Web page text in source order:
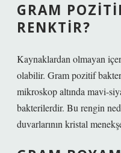
GRAM
RENKTIR?
Kaynaklardan olmayan
olabilir. Gram pozitif
mikroskop altında mavi-
bakterilerdir. Bu rengin
duvarlarının kristal